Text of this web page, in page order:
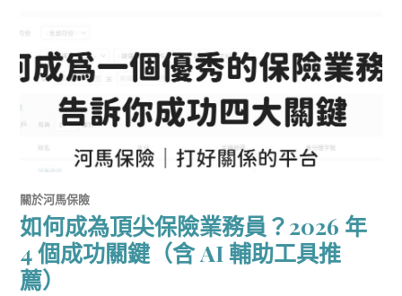
關於河馬保險
如何成為頂尖保險業務員？2026 年
4 個成功關鍵（含 AI 輔助工具推
薦）